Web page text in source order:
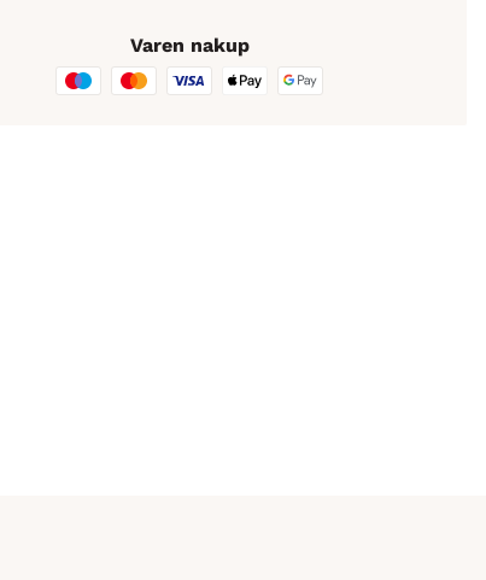
Varen nakup